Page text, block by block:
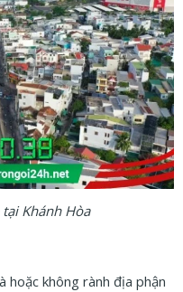
Khánh Hòa
hoặc không rành địa phận